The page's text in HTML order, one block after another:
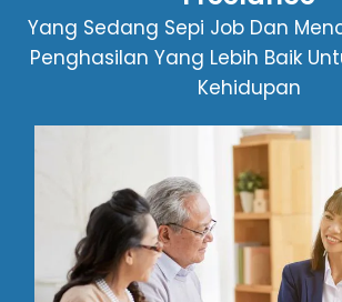
Yang Sedang Sepi Job Dan
Penghasilan Yang Lebih Baik
Kehidupan